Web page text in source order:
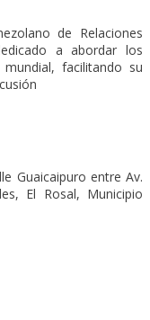
de Relaciones
a abordar los
facilitando su
Guaicaipuro entre Av.
El Rosal, Municipio